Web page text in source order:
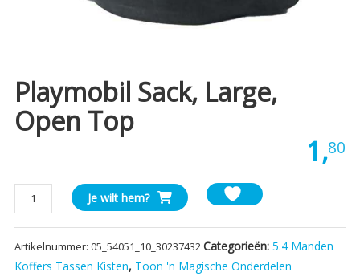
Playmobil Sack, Large,
Open Top
1,80
Playmobil
Sack,
large,
open
top
Je wilt hem?
Artikelnummer: 05_54051_10_30237432Categorieën: 5.4 Manden
Koffers Tassen Kisten, Toon 'n Magische Onderdelen